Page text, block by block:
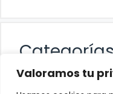
Valoramos tu
Categorías
Alimentación